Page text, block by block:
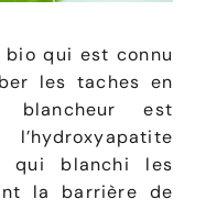
bio qui est connu
les taches en
blancheur est
qui blanchi les
la barrière de